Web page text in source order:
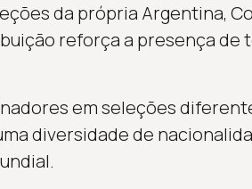
da própria Argentina,
reforça a presença de
em seleções
diversidade de